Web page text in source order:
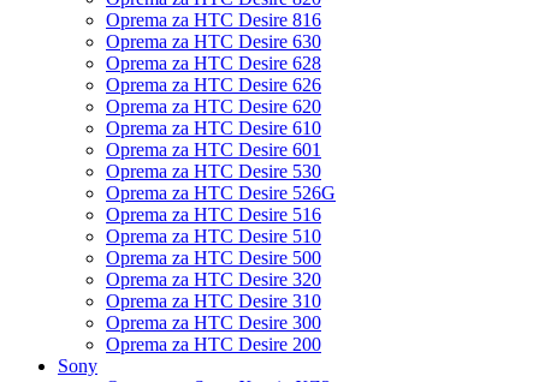
Oprema za HTC Desire 816
Oprema za HTC Desire 630
Oprema za HTC Desire 628
Oprema za HTC Desire 626
Oprema za HTC Desire 620
Oprema za HTC Desire 610
Oprema za HTC Desire 601
Oprema za HTC Desire 530
Oprema za HTC Desire 526G
Oprema za HTC Desire 516
Oprema za HTC Desire 510
Oprema za HTC Desire 500
Oprema za HTC Desire 320
Oprema za HTC Desire 310
Oprema za HTC Desire 300
Oprema za HTC Desire 200
Sony